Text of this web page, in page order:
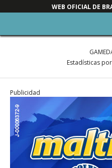
WEB OFICIAL DE
Estadísticas por
Publicidad